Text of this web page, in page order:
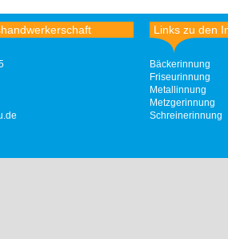
Links zu den
Bäckerinnung
Friseurinnung
Metallinnung
Metzgerinnung
Schreinerinnung